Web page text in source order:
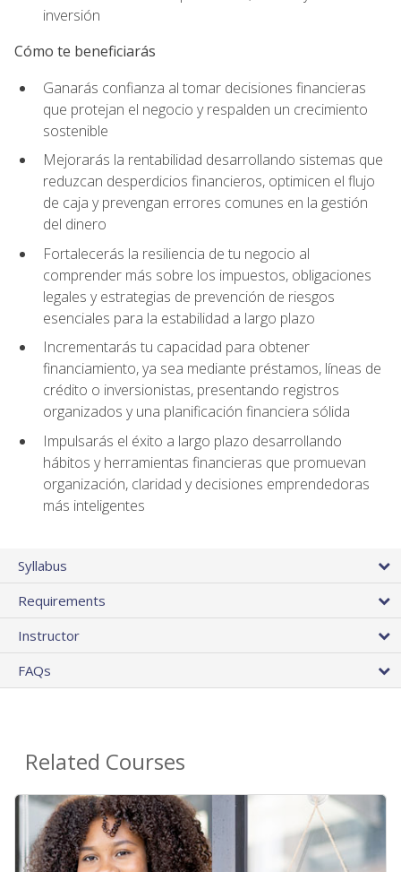
inversión
Cómo te beneficiarás
Ganarás confianza al tomar decisiones financieras
que protejan el negocio y respalden un crecimiento
sostenible
Mejorarás la rentabilidad desarrollando sistemas que
reduzcan desperdicios financieros, optimicen el flujo
de caja y prevengan errores comunes en la gestión
del dinero
Fortalecerás la resiliencia de tu negocio al
comprender más sobre los impuestos, obligaciones
legales y estrategias de prevención de riesgos
esenciales para la estabilidad a largo plazo
Incrementarás tu capacidad para obtener
financiamiento, ya sea mediante préstamos, líneas de
crédito o inversionistas, presentando registros
organizados y una planificación financiera sólida
Impulsarás el éxito a largo plazo desarrollando
hábitos y herramientas financieras que promuevan
organización, claridad y decisiones emprendedoras
más inteligentes
Syllabus
Requirements
Instructor
FAQs
Related Courses